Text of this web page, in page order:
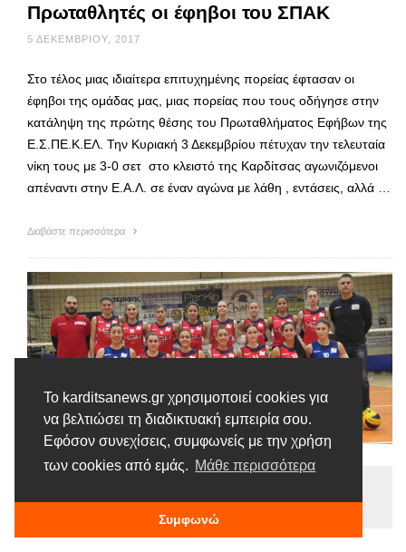
Το karditsanews.gr χρησιμοποιεί cookies για
να βελτιώσει τη διαδικτυακή εμπειρία σου.
Εφόσον συνεχίσεις, συμφωνείς με την χρήση
των cookies από εμάς. Μάθε περισσότερα
Συμφωνώ
Πρωταθλητές οι έφηβοι του ΣΠΑΚ
5 ΔΕΚΕΜΒΡΊΟΥ, 2017
Στο τέλος μιας ιδιαίτερα επιτυχημένης πορείας έφτασαν οι
έφηβοι της ομάδας μας, μιας πορείας που τους οδήγησε στην
κατάληψη της πρώτης θέσης του Πρωταθλήματος Εφήβων της
Ε.Σ.ΠΕ.Κ.ΕΛ. Την Κυριακή 3 Δεκεμβρίου πέτυχαν την τελευταία
νίκη τους με 3-0 σετ στο κλειστό της Καρδίτσας αγωνιζόμενοι
απέναντι στην Ε.Α.Λ. σε έναν αγώνα με λάθη , εντάσεις, αλλά …
Διαβάστε περισσότερα